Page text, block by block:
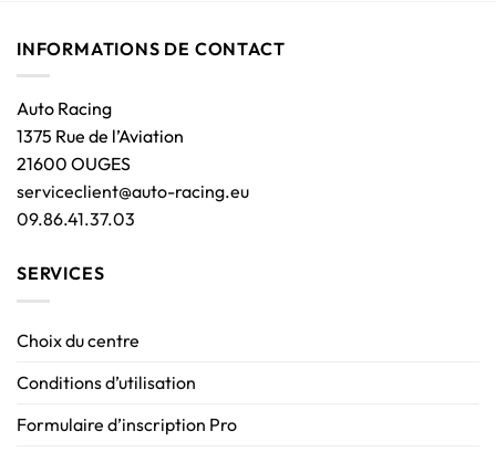
INFORMATIONS DE CONTACT
Auto Racing
1375 Rue de l’Aviation
21600 OUGES
serviceclient@auto-racing.eu
09.86.41.37.03
SERVICES
Choix du centre
Conditions d’utilisation
Formulaire d’inscription Pro